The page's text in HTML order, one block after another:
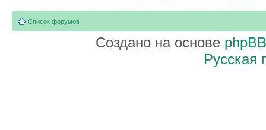
Список форумов
Создано на основе phpBB
Русская